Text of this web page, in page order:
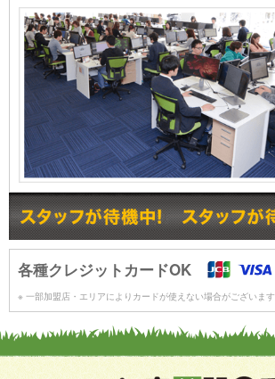
各種クレジットカードOK
※ 一部加盟店・エリアによりカードが使えない場合がございます